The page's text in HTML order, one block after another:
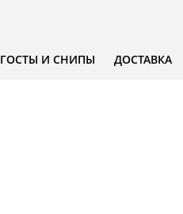
ГОСТЫ И СНИПЫ ДОСТАВКА